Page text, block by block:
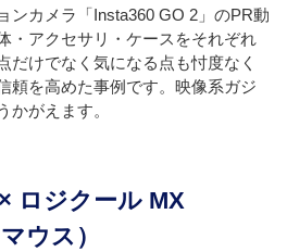
ンカメラ「Insta360 GO 2」のPR動
・アクセサリ・ケースをそれぞれ
だけでなく気になる点も忖度なく
頼を高めた事例です。映像系ガジ
かがえます。
ロジクール MX
ウス）